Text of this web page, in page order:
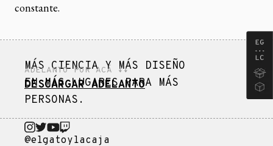
constante.
ADELANTO POR ACÁ ↓↓
DESCARGAR ADELANTO
MÁS CIENCIA Y MÁS DISEÑO
EN MÁS LUGARES PARA MÁS
PERSONAS.
@elgatoylacaja